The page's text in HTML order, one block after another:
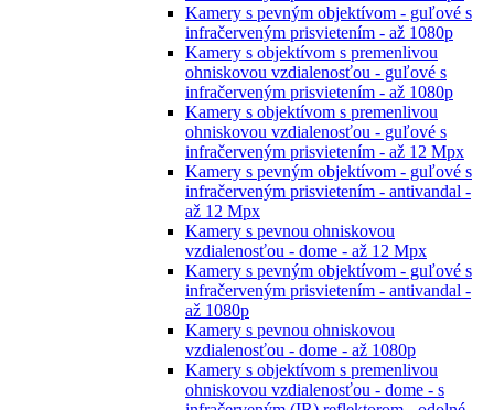
Kamery s pevným objektívom - guľové s
infračerveným prisvietením - až 1080p
Kamery s objektívom s premenlivou
ohniskovou vzdialenosťou - guľové s
infračerveným prisvietením - až 1080p
Kamery s objektívom s premenlivou
ohniskovou vzdialenosťou - guľové s
infračerveným prisvietením - až 12 Mpx
Kamery s pevným objektívom - guľové s
infračerveným prisvietením - antivandal -
až 12 Mpx
Kamery s pevnou ohniskovou
vzdialenosťou - dome - až 12 Mpx
Kamery s pevným objektívom - guľové s
infračerveným prisvietením - antivandal -
až 1080p
Kamery s pevnou ohniskovou
vzdialenosťou - dome - až 1080p
Kamery s objektívom s premenlivou
ohniskovou vzdialenosťou - dome - s